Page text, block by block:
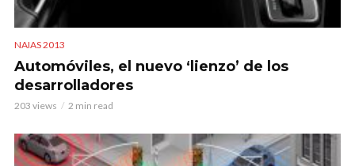
NAIAS 2013
Automóviles, el nuevo ‘lienzo’ de los
desarrolladores
203 views 2 min read